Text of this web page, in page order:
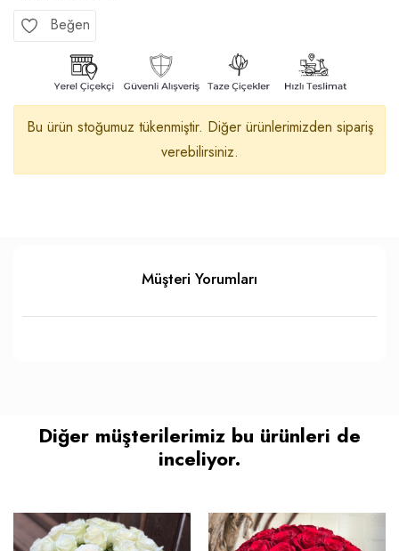
Beğen
Bu ürün stoğumuz tükenmiştir. Diğer ürünlerimizden sipariş
verebilirsiniz.
Müşteri Yorumları
Diğer müşterilerimiz bu ürünleri de
inceliyor.